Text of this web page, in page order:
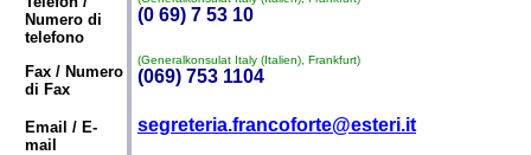
Numero di
telefono
(0 69) 7 53 10
Fax / Numero
di Fax
(Generalkonsulat Italy (Italien), Frankfurt)
(069) 753 1104
Email / E-
mail
segreteria.francoforte@esteri.it